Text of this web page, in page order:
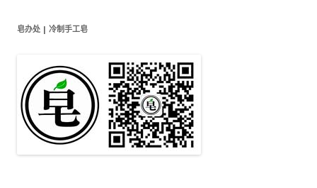
皂办处 | 冷制手工皂